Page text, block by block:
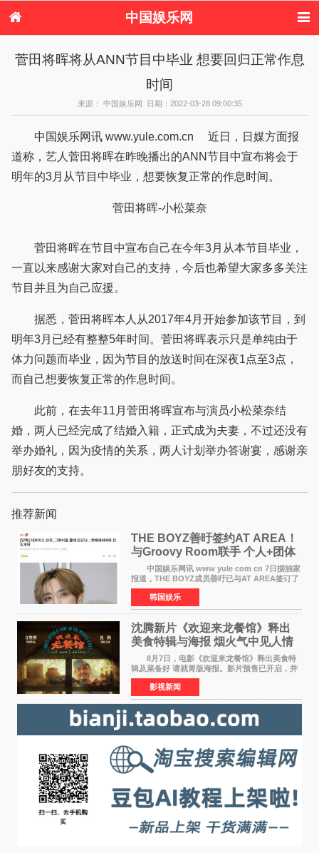
中国娱乐网
港台娱乐
日本娱乐 韩国娱乐
欧美娱乐
港台明星八卦
日本韩国明星
欧美明星八卦
菅田将晖将从ANN节目中毕业 想要回归正常作息
时间
来源： 中国娱乐网 日期：2022-03-28 09:00:35
中国娱乐网讯 www.yule.com.cn 近日，日媒方面报
道称，艺人菅田将晖在昨晚播出的ANN节目中宣布将会于
明年的3月从节目中毕业，想要恢复正常的作息时间。
菅田将晖-小松菜奈
菅田将晖在节目中宣布自己在今年3月从本节目毕业，
一直以来感谢大家对自己的支持，今后也希望大家多多关注
节目并且为自己应援。
据悉，菅田将晖本人从2017年4月开始参加该节目，到
明年3月已经有整整5年时间。菅田将晖表示只是单纯由于
体力问题而毕业，因为节目的放送时间在深夜1点至3点，
而自己想要恢复正常的作息时间。
此前，在去年11月菅田将晖宣布与演员小松菜奈结
婚，两人已经完成了结婚入籍，正式成为夫妻，不过还没有
举办婚礼，因为疫情的关系，两人计划举办答谢宴，感谢亲
朋好友的支持。
推荐新闻
THE BOYZ善旴签约AT AREA！
与Groovy Room联手 个人+团体
活动并行
中国娱乐网讯 www yule com cn 7日据独家
报道，THE BOYZ成员善旴已与AT AREA签订了
专属合约。AT AREA是由知名制作人组合
Groovy Room创立的hip-hop厂牌，旗下拥有多
位实力派音乐人，在韩
韩国娱乐
沈腾新片《欢迎来龙餐馆》释出
美食特辑与海报 烟火气中见人情
温暖
8月7日，电影《欢迎来龙餐馆》释出美食特
辑及菜备好 请就胃版海报。影片预售已开启，并
将于8月8日至10日14:00-21:00举行全国超前点
映。电影《欢迎来龙餐馆》作为战争美食喜剧大
片，讲述了中国
影视新闻